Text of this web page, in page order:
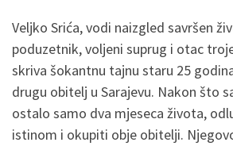
Veljko Srića, vodi naizgled savršen
poduzetnik, voljeni suprug i otac
skriva šokantnu tajnu staru 25
drugu obitelj u Sarajevu. Nakon što
ostalo samo dva mjeseca života,
istinom i okupiti obje obitelji.